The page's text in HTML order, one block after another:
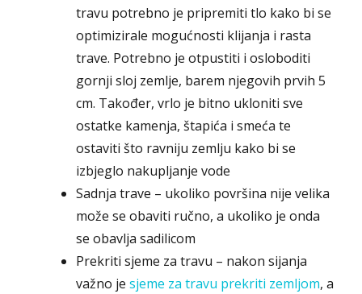
travu potrebno je pripremiti tlo kako bi se
optimizirale mogućnosti klijanja i rasta
trave. Potrebno je otpustiti i osloboditi
gornji sloj zemlje, barem njegovih prvih 5
cm. Također, vrlo je bitno ukloniti sve
ostatke kamenja, štapića i smeća te
ostaviti što ravniju zemlju kako bi se
izbjeglo nakupljanje vode
Sadnja trave – ukoliko površina nije velika
može se obaviti ručno, a ukoliko je onda
se obavlja sadilicom
Prekriti sjeme za travu – nakon sijanja
važno jesjeme za travu prekriti zemljom, a